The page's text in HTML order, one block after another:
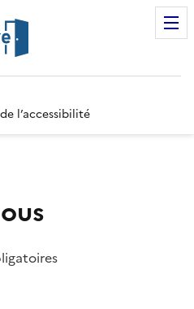
l’accessibilité